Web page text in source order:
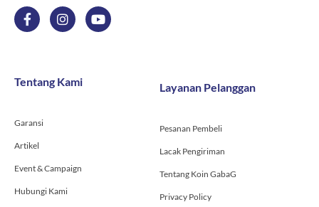
F
a
o
o
f
I
n
g
r
Y
o
Tentang Kami
Garansi
Artikel
Event & Campaign
Hubungi Kami
Layanan Pelanggan
Pesanan Pembeli
Lacak Pengiriman
Tentang Koin GabaG
Privacy Policy